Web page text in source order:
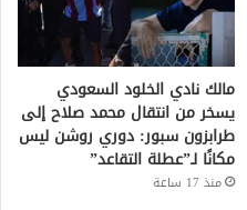
مالك نادي الخلود السعودي
يسخر من انتقال محمد صلاح إلى
طرابزون سبور: دوري روشن ليس
مكانًا لـ”عطلة التقاعد”
منذ 17 ساعة